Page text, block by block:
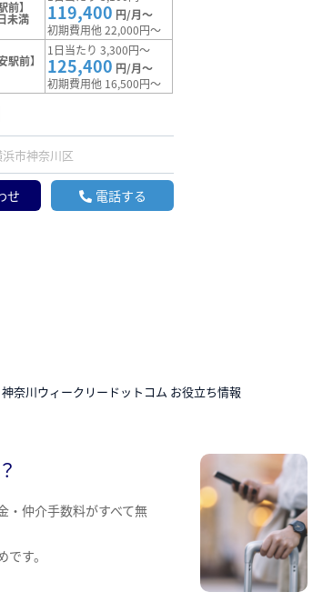
】
未満 119,400 円/月～
初期費用他 22,000円～
駅前】
1日当たり 3,300円～
125,400 円/月～
初期費用他 16,500円～
浜市神奈川区
せ 電話する
神奈川ウィークリードットコム お役立ち情報
・仲介手数料がすべて無
す。